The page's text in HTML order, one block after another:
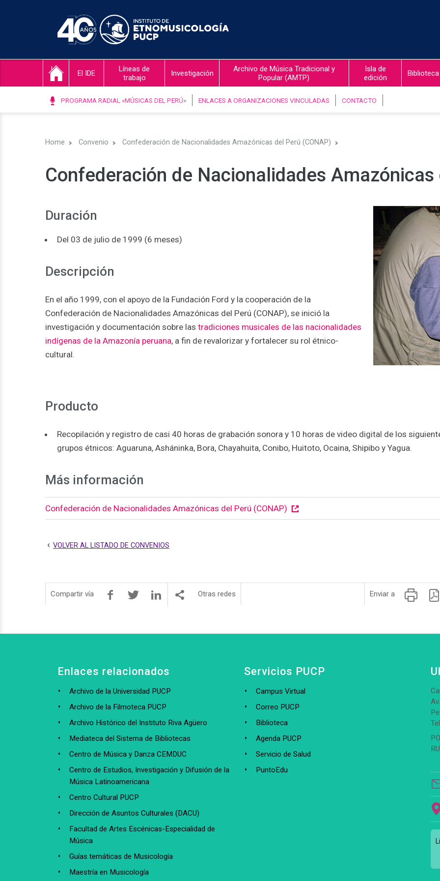
El IDE
Líneas de
trabajo
Investigación
Archivo de Música Tradicional y
Popular (AMTP)
Isla de
edición
Biblioteca
PROGRAMA RADIAL «MÚSICAS DEL PERÚ» ENLACES A ORGANIZACIONES VINCULADAS CONTACTO
Home Convenio Confederación de Nacionalidades Amazónicas del Perú (CONAP)
Confederación de Nacionalidades Amazónicas
Duración
Del 03 de julio de 1999 (6 meses)
Descripción
En el año 1999, con el apoyo de la Fundación Ford y la cooperación de la
Confederación de Nacionalidades Amazónicas del Perú (CONAP), se inició la
investigación y documentación sobre las tradiciones musicales de las nacionalidades
indígenas de la Amazonía peruana, a fin de revalorizar y fortalecer su rol étnico-
cultural.
Producto
Recopilación y registro de casi 40 horas de grabación sonora y 10 horas de video digital de los
grupos étnicos: Aguaruna, Asháninka, Bora, Chayahuita, Conibo, Huitoto, Ocaina, Shipibo y Yagua.
Más información
Confederación de Nacionalidades Amazónicas del Perú (CONAP)
VOLVER AL LISTADO DE CONVENIOS
Compartir vía Otras redes Enviar a
Enlaces relacionados
Archivo de la Universidad PUCP
Archivo de la Filmoteca PUCP
Archivo Histórico del Instituto Riva Agüero
Mediateca del Sistema de Bibliotecas
Centro de Música y Danza CEMDUC
Centro de Estudios, Investigación y Difusión de la
Música Latinoamericana
Centro Cultural PUCP
Dirección de Asuntos Culturales (DACU)
Facultad de Artes Escénicas-Especialidad de
Música
Guías temáticas de Musicología
Maestría en Musicología
Servicios PUCP
Campus Virtual
Correo PUCP
Biblioteca
Agenda PUCP
Servicio de Salud
PuntoEdu